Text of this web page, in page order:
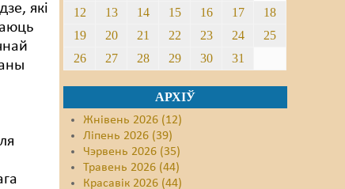
які
12
13 14 15 16 17
18
19
20 21 22 23 24
25
26
27 28 29 30 31
АРХІЎ
Жнівень 2026 (12)
Ліпень 2026 (39)
Чэрвень 2026 (35)
Травень 2026 (44)
Красавік 2026 (44)